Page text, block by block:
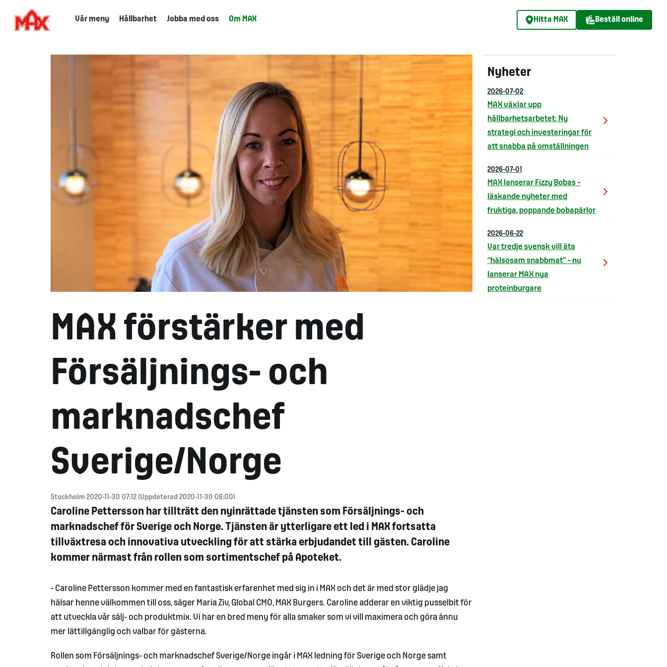
Vår meny Hållbarhet Jobba med oss Om MAX Hitta MAX Beställ online
MAX förstärker med
Försäljnings- och
marknadschef
Sverige/Norge
Stockholm 2020-11-30 07:12 (Uppdaterad 2020-11-30 08:00)
Caroline Pettersson har tillträtt den nyinrättade tjänsten som Försäljnings- och
marknadschef för Sverige och Norge. Tjänsten är ytterligare ett led i MAX fortsatta
tillväxtresa och innovativa utveckling för att stärka erbjudandet till gästen. Caroline
kommer närmast från rollen som sortimentschef på Apoteket.
- Caroline Pettersson kommer med en fantastisk erfarenhet med sig in i MAX och det är med stor glädje jag
hälsar henne välkommen till oss, säger Maria Ziv, Global CMO, MAX Burgers. Caroline adderar en viktig pusselbit för
att utveckla vår sälj- och produktmix. Vi har en bred meny för alla smaker som vi vill maximera och göra ännu
mer lättillgänglig och valbar för gästerna.
Rollen som Försäljnings- och marknadschef Sverige/Norge ingår i MAX ledning för Sverige och Norge samt
Nyheter
2026-07-02
MAX växlar upp
hållbarhetsarbetet: Ny
strategi och investeringar för
att snabba på omställningen
2026-07-01
MAX lanserar Fizzy Bobas –
läskande nyheter med
fruktiga, poppande bobapärlor
2026-06-22
Var tredje svensk vill äta
“hälsosam snabbmat” – nu
lanserar MAX nya
proteinburgare